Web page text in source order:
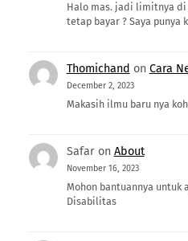
Halo mas. jadi limitnya di
tetap bayar ? Saya punya
Thomichand on Cara
December 2, 2023
Makasih ilmu baru nya
Safaron About
November 16, 2023
Mohon bantuannya untuk
Disabilitas